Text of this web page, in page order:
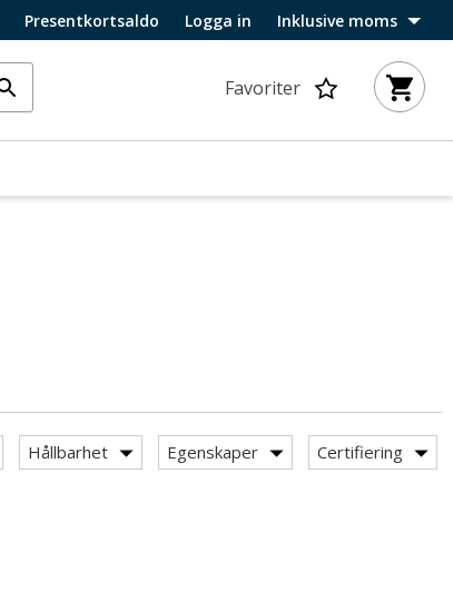
Presentkortsaldo Logga in Inklusive moms
Favoriter
Hållbarhet Egenskaper Certifiering